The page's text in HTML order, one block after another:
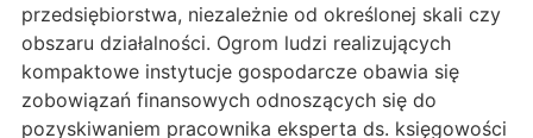
przedsiębiorstwa, niezależnie od określonej skali czy
obszaru działalności. Ogrom ludzi realizujących
kompaktowe instytucje gospodarcze obawia się
zobowiązań finansowych odnoszących się do
pozyskiwaniem pracownika eksperta ds. księgowości